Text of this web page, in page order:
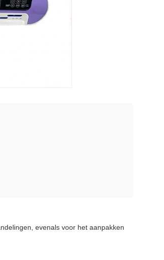
evenals voor het aanpakken